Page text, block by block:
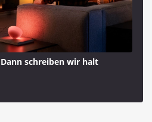
schreiben wir halt